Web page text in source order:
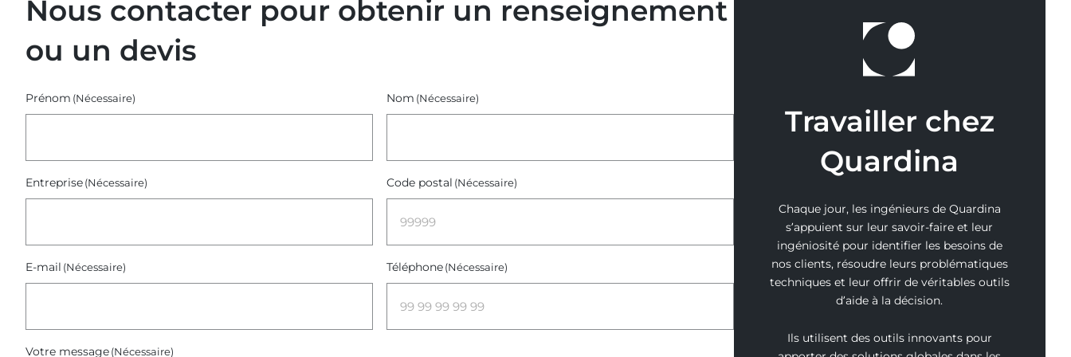
webinaires
Octobre
2025)
Nous contacter pour obtenir un renseignement
ou un devis
Prénom (Nécessaire) Nom (Nécessaire)
Entreprise(Nécessaire) Code postal (Nécessaire)
E-mail (Nécessaire) Téléphone(Nécessaire)
Votre message(Nécessaire)
Travailler chez
Quardina
Chaque jour, les ingénieurs de Quardina
s’appuient sur leur savoir-faire et leur
ingéniosité pour identifier les besoins de
nos clients, résoudre leurs problématiques
techniques et leur offrir de véritables outils
d’aide à la décision.
Ils utilisent des outils innovants pour